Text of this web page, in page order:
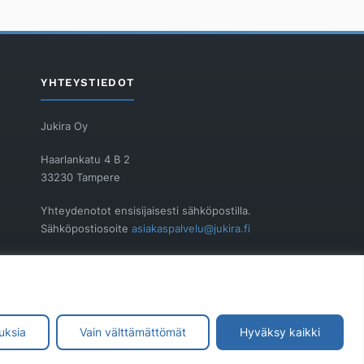
Vain välttämättömät Hyväksy kaikki
YHTEYSTIEDOT
Jukira Oy
Haarlankatu 4 B 2
33230 Tampere
Yhteydenotot ensisijaisesti sähköpostilla.
Sähköpostiosoiteasiakaspalvelu@jukira.fi